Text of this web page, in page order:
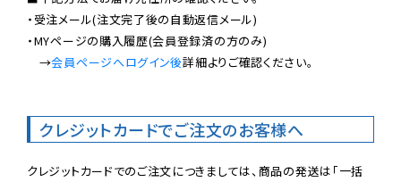
・受注メール(注文完了後の自動返信メール)
・MYページの購入履歴(会員登録済の方のみ)
→会員ページへログイン後詳細よりご確認ください。
クレジットカードでご注文のお客様へ
クレジットカードでのご注文につきましては、商品の発送は「一括